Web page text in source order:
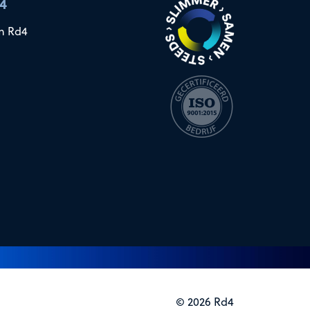
Rd4
© 2026 Rd4